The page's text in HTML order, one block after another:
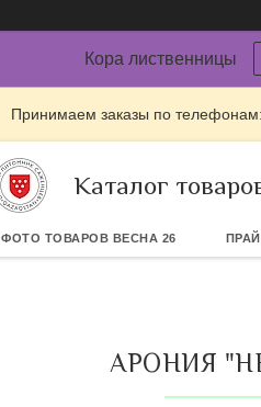
Кора лиственницы
Принимаем заказы по
Каталог
ФОТО ТОВАРОВ ВЕСНА 26
АРОНИЯ